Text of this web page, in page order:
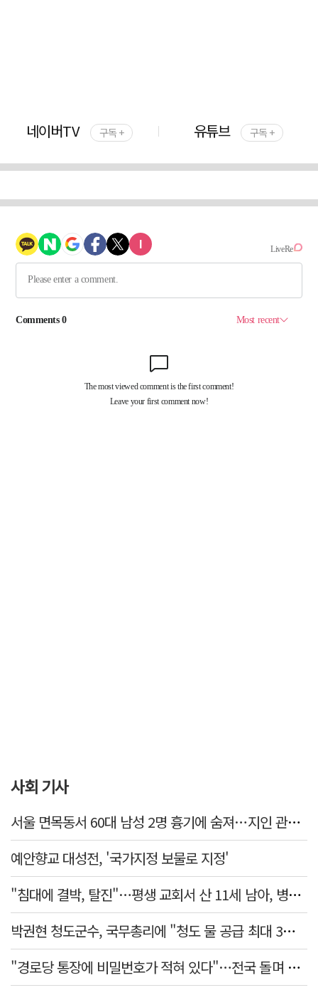
네이버TV 구독 + 유튜브 구독 +
사회 기사
서울 면목동서 60대 남성 2명 흉기에 숨져…지인 관계로 추정
예안향교 대성전, '국가지정 보물로 지정'
"침대에 결박, 탈진"…평생 교회서 산 11세 남아, 병원 이송 끝 숨져
박권현 청도군수, 국무총리에 "청도 물 공급 최대 3만t 늘려달라"
"경로당 통장에 비밀번호가 적혀 있다"…전국 돌며 경로당 13곳 턴 30대 구속